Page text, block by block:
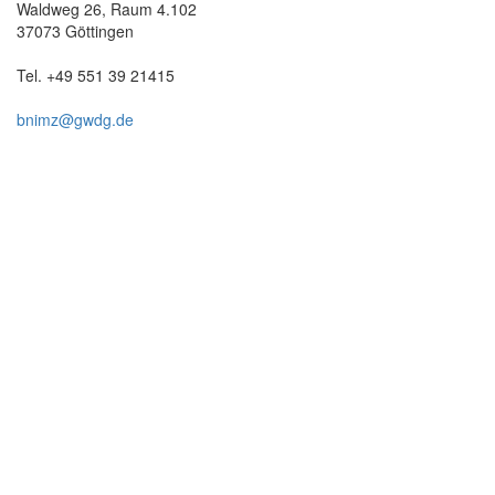
Waldweg 26, Raum 4.102
37073 Göttingen
Tel. +49 551 39 21415
bnimz@gwdg.de